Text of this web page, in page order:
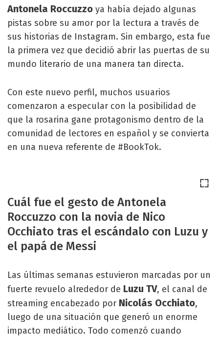
Antonela Roccuzzo ya había dejado algunas
pistas sobre su amor por la lectura a través de
sus historias de Instagram. Sin embargo, esta fue
la primera vez que decidió abrir las puertas de su
mundo literario de una manera tan directa.
Con este nuevo perfil, muchos usuarios
comenzaron a especular con la posibilidad de
que la rosarina gane protagonismo dentro de la
comunidad de lectores en español y se convierta
en una nueva referente de #BookTok.
Cuál fue el gesto de Antonela
Roccuzzo con la novia de Nico
Occhiato tras el escándalo con Luzu y
el papá de Messi
Las últimas semanas estuvieron marcadas por un
fuerte revuelo alrededor de Luzu TV, el canal de
streaming encabezado por Nicolás Occhiato,
luego de una situación que generó un enorme
impacto mediático. Todo comenzó cuando